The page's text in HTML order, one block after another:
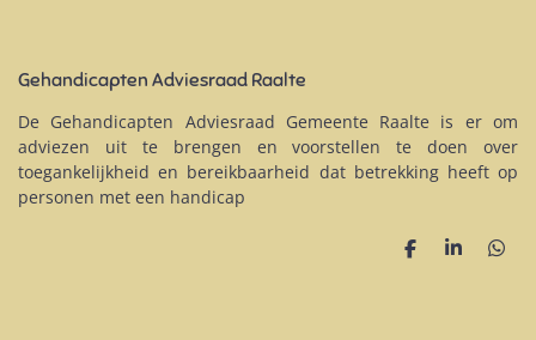
b
o
o
k
Gehandicapten Adviesraad Raalte
De Gehandicapten Adviesraad Gemeente Raalte is er om
adviezen uit te brengen en voorstellen te doen over
toegankelijkheid en bereikbaarheid dat betrekking heeft op
personen met een handicap
D
S
D